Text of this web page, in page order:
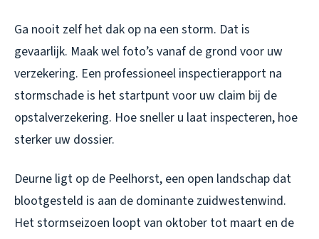
Ga nooit zelf het dak op na een storm. Dat is
gevaarlijk. Maak wel foto’s vanaf de grond voor uw
verzekering. Een professioneel inspectierapport na
stormschade is het startpunt voor uw claim bij de
opstalverzekering. Hoe sneller u laat inspecteren, hoe
sterker uw dossier.
Deurne ligt op de Peelhorst, een open landschap dat
blootgesteld is aan de dominante zuidwestenwind.
Het stormseizoen loopt van oktober tot maart en de